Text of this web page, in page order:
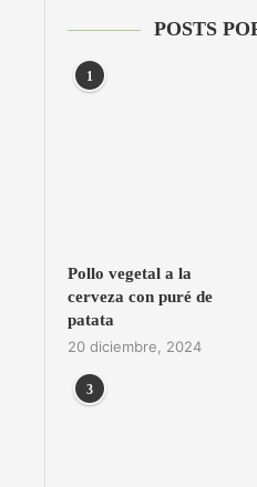
POSTS
1
Pollo vegetal a la
cerveza con puré de
patata
20 diciembre, 2024
3